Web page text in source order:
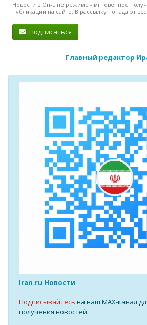
Новости в On-Line режиме - мгновенное
публикации на сайте. В рассылку попадают
Подписаться
Главный редактор
Iran.ru Новости
Подписывайтесь на наш MAX-канал
получения новостей.